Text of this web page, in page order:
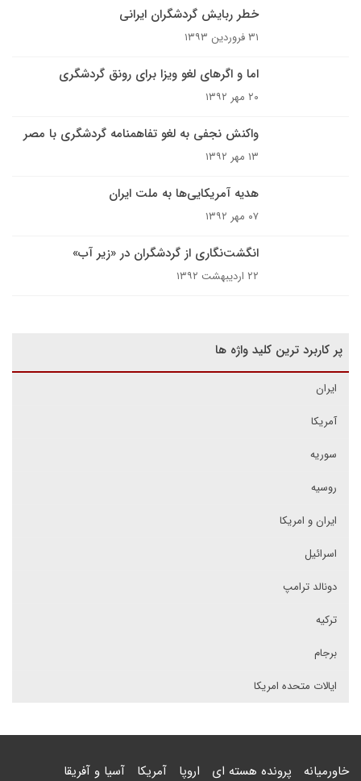
خطر ربایش گردشگران ایرانی
۳۱ فروردین ۱۳۹۳
اما و اگرهای لغو ویزا برای رونق گردشگری
۲۰ مهر ۱۳۹۲
واکنش نجفی به لغو تفاهمنامه گردشگری با مصر
۱۳ مهر ۱۳۹۲
هدیه آمریکایی‌ها به ملت ایران
۰۷ مهر ۱۳۹۲
انگشت‌نگاری از گردشگران در «زیر آب»
۲۲ اردیبهشت ۱۳۹۲
پر کاربرد ترین کلید واژه ها
ایران
آمریکا
سوریه
روسیه
ایران و امریکا
اسرائیل
دونالد ترامپ
ترکیه
برجام
ایالات متحده امریکا
خاورمیانه پرونده هسته ای اروپا آمریکا آسیا و آفریقا